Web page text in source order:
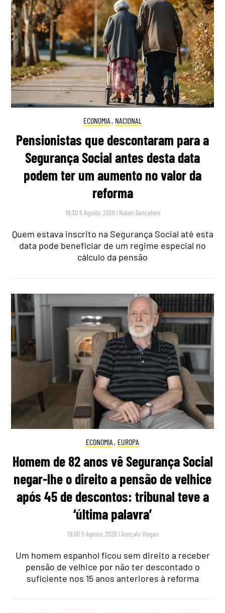
ECONOMIA , NACIONAL
Pensionistas que descontaram para a
Segurança Social antes desta data
podem ter um aumento no valor da
reforma
18:30 5 Agosto, 2026 | Rubén Gonçalves
Quem estava inscrito na Segurança Social até esta
data pode beneficiar de um regime especial no
cálculo da pensão
ECONOMIA , EUROPA
Homem de 82 anos vê Segurança Social
negar-lhe o direito a pensão de velhice
após 45 de descontos: tribunal teve a
‘última palavra’
19:00 5 Agosto, 2026 | Gonçalo Viegas
Um homem espanhol ficou sem direito a receber
pensão de velhice por não ter descontado o
suficiente nos 15 anos anteriores à reforma